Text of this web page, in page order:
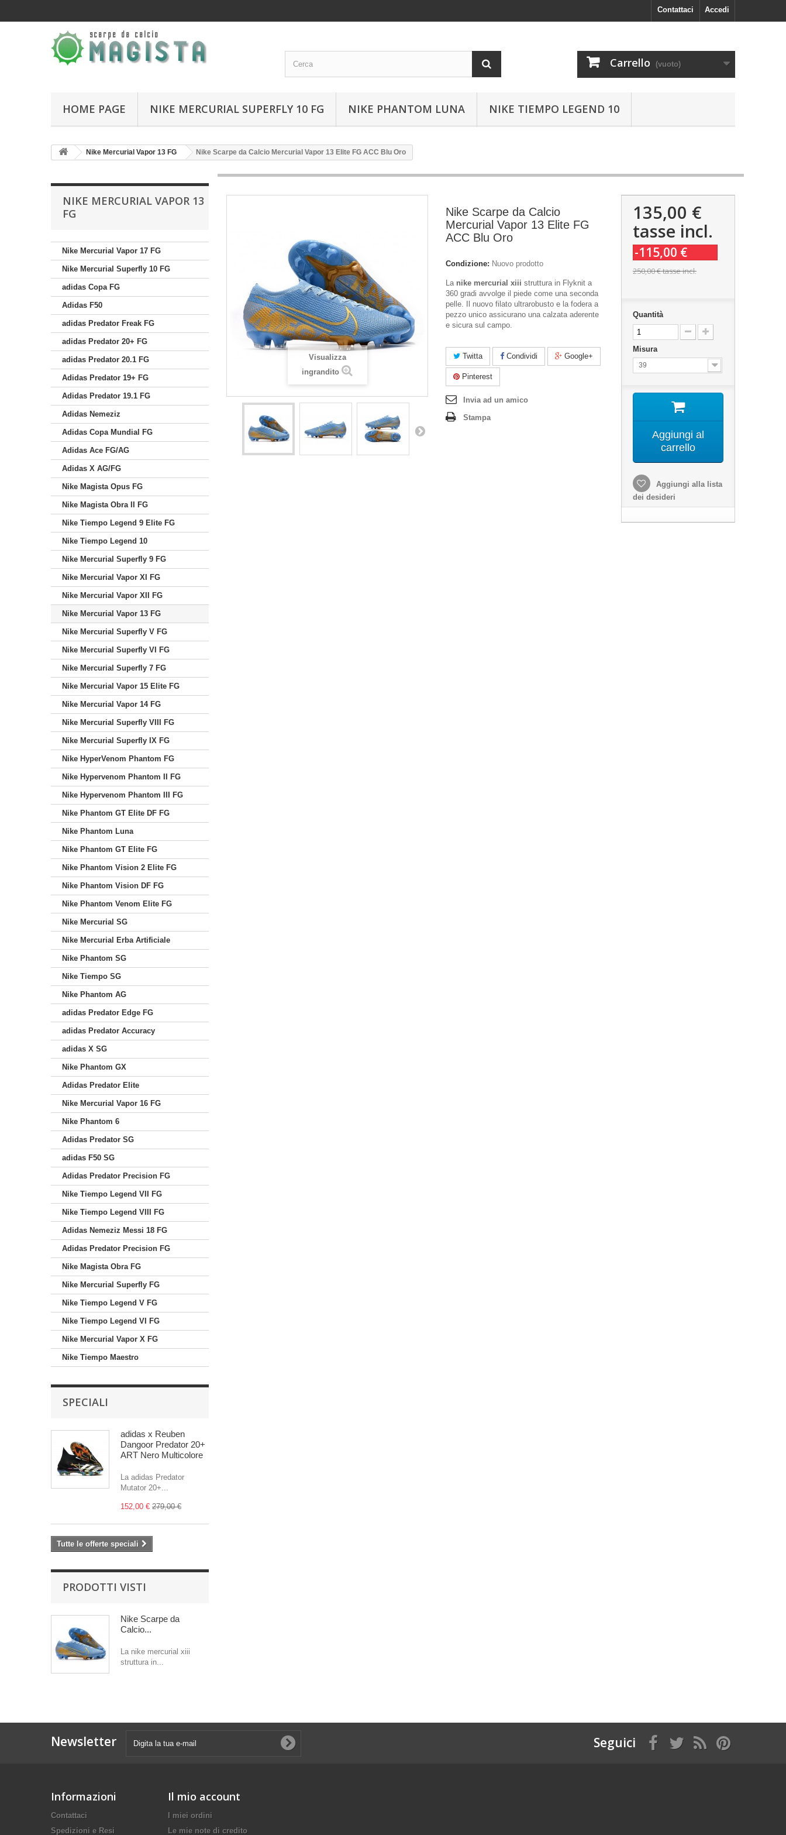
Accedi
Contattaci
Carrello (vuoto)
HOME PAGE NIKE MERCURIAL SUPERFLY 10 FG NIKE PHANTOM LUNA NIKE TIEMPO LEGEND 10
Nike Mercurial Vapor 13 FG Nike Scarpe da Calcio Mercurial Vapor 13 Elite FG ACC Blu Oro
NIKE MERCURIAL VAPOR 13
FG
Nike Mercurial Vapor 17 FG
Nike Mercurial Superfly 10 FG
adidas Copa FG
Adidas F50
adidas Predator Freak FG
adidas Predator 20+ FG
adidas Predator 20.1 FG
Adidas Predator 19+ FG
Adidas Predator 19.1 FG
Adidas Nemeziz
Adidas Copa Mundial FG
Adidas Ace FG/AG
Adidas X AG/FG
Nike Magista Opus FG
Nike Magista Obra II FG
Nike Tiempo Legend 9 Elite FG
Nike Tiempo Legend 10
Nike Mercurial Superfly 9 FG
Nike Mercurial Vapor XI FG
Nike Mercurial Vapor XII FG
Nike Mercurial Vapor 13 FG
Nike Mercurial Superfly V FG
Nike Mercurial Superfly VI FG
Nike Mercurial Superfly 7 FG
Nike Mercurial Vapor 15 Elite FG
Nike Mercurial Vapor 14 FG
Nike Mercurial Superfly VIII FG
Nike Mercurial Superfly IX FG
Nike HyperVenom Phantom FG
Nike Hypervenom Phantom II FG
Nike Hypervenom Phantom III FG
Nike Phantom GT Elite DF FG
Nike Phantom Luna
Nike Phantom GT Elite FG
Nike Phantom Vision 2 Elite FG
Nike Phantom Vision DF FG
Nike Phantom Venom Elite FG
Nike Mercurial SG
Nike Mercurial Erba Artificiale
Nike Phantom SG
Nike Tiempo SG
Nike Phantom AG
adidas Predator Edge FG
adidas Predator Accuracy
adidas X SG
Nike Phantom GX
Adidas Predator Elite
Nike Mercurial Vapor 16 FG
Nike Phantom 6
Adidas Predator SG
adidas F50 SG
Adidas Predator Precision FG
Nike Tiempo Legend VII FG
Nike Tiempo Legend VIII FG
Adidas Nemeziz Messi 18 FG
Adidas Predator Precision FG
Nike Magista Obra FG
Nike Mercurial Superfly FG
Nike Tiempo Legend V FG
Nike Tiempo Legend VI FG
Nike Mercurial Vapor X FG
Nike Tiempo Maestro
SPECIALI
adidas x Reuben
Dangoor Predator 20+
ART Nero Multicolore
La adidas Predator
Mutator 20+...
152,00 € 279,00 €
Tutte le offerte speciali
PRODOTTI VISTI
Nike Scarpe da
Calcio...
La nike mercurial xiii
struttura in...
Visualizza
ingrandito
Nike Scarpe da Calcio
Mercurial Vapor 13 Elite FG
ACC Blu Oro
Condizione: Nuovo prodotto
La nike mercurial xiii struttura in Flyknit a
360 gradi avvolge il piede come una seconda
pelle. Il nuovo filato ultrarobusto e la fodera a
pezzo unico assicurano una calzata aderente
e sicura sul campo.
Twitta Condividi Google+
Pinterest
Invia ad un amico
Stampa
135,00 €
tasse incl.
-115,00 €
250,00 €tasse incl.
Quantità
Misura
39
Aggiungi al
carrello
Aggiungi alla lista
dei desideri
Newsletter Seguici
Informazioni
Contattaci
Spedizioni e Resi
Il mio account
I miei ordini
Le mie note di credito